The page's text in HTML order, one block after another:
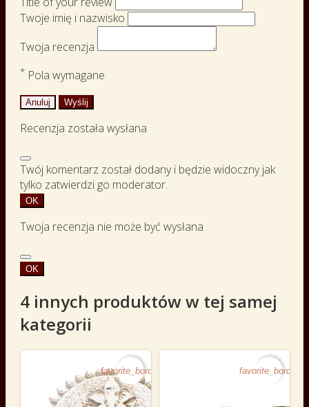
Twoje imię i nazwisko
Twoja recenzja
* Pola wymagane
Anuluj Wyślij
Recenzja została wysłana
Twój komentarz został dodany i będzie widoczny jak
tylko zatwierdzi go moderator.
OK
Twoja recenzja nie może być wysłana
OK
4 innych produktów w tej samej
kategorii
favorite_border favorite_border